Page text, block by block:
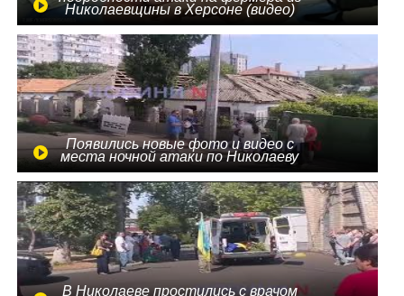
Николаевщины в Херсоне (видео)
Появились новые фото и видео с
места ночной атаки по Николаеву
В Николаеве простились с врачом